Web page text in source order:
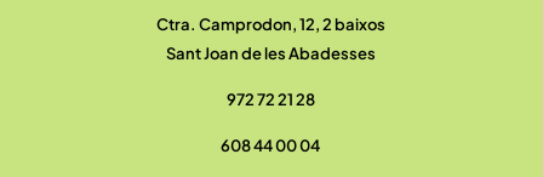
Ctra. Camprodon, 12, 2 baixos
Sant Joan de les Abadesses
972 72 21 28
608 44 00 04